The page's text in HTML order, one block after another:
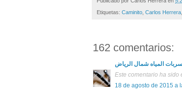
Etiquetas: Caminito, Carlos Herrera,
162 comentarios:
المياه شمال الرياض
Este comentario ha sido
18 de agosto de 2015 a